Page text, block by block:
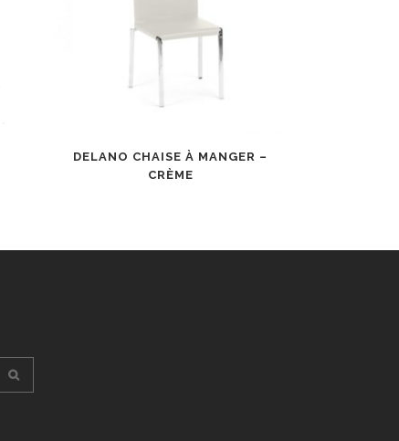
DELANO CHAISE À MANGER –
CRÈME